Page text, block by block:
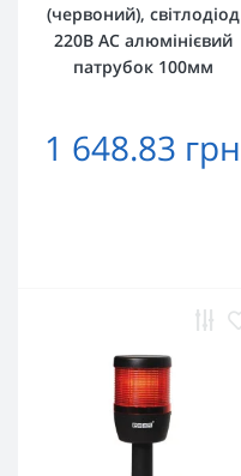
(червоний), світлодіод
220В AC алюмінієвий
патрубок 100мм
1 648.83 грн